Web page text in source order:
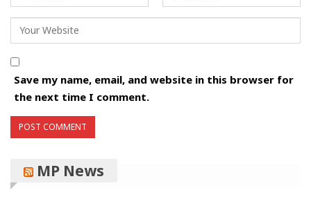
Save my name, email, and website in this browser for
the next time I comment.
MP News